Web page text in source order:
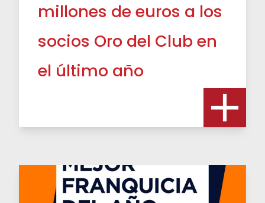
millones de euros a los
socios Oro del Club en
el último año